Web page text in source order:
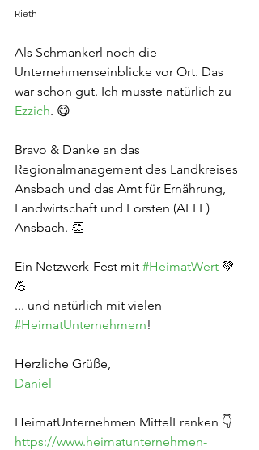
Rieth
Als Schmankerl noch die
Unternehmenseinblicke vor Ort. Das
war schon gut. Ich musste natürlich zu
Ezzich. 😋
Bravo & Danke an das
Regionalmanagement des Landkreises
Ansbach und das Amt für Ernährung,
Landwirtschaft und Forsten (AELF)
Ansbach. 👏
Ein Netzwerk-Fest mit #HeimatWert 💚
💪
... und natürlich mit vielen
#HeimatUnternehmern!
Herzliche Grüße,
Daniel
HeimatUnternehmen MittelFranken 👇
https://www.heimatunternehmen-